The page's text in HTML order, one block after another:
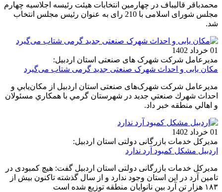
محمدباقر قالیباف در چهارمین انتخابات هیئت رئیسه اجلاسیه چهارم
مجلس شورای اسلامی با 210 رای به عنوان رئیس مجلس انتخاب
شد.
01 خرداد 1402
مدیرعامل شرکت شهرک های صنعتی استان اردبیل:
مکان یابی و احداث شهرک صنعتی جدید گرمی شتاب می‌گیرد
مدیرعامل شرکت شهرک‌های صنعتی استان اردبیل از مكان‌يابي و
احداث شهرك صنعتي جديد در شهرستان گرمي با همكاري مسئولان
و اهالي منطقه خبر داد.
01 خرداد 1402
مدیرکل خدمات بازرگانی دولتی استان اردبیل:
اردبیل مشکل کمبود آرد ندارد
مدیرکل خدمات بازرگانی دولتی استان اردبیل گفت: هیچ کمبودی در
تامین آرد در این استان وجود ندارد و از سال گذشته تاکنون بیش از
۱۸۳ هزار تن آرد بین نانوایان منطقه توزیع شده است